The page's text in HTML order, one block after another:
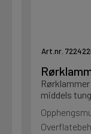
Art.nr.
middels